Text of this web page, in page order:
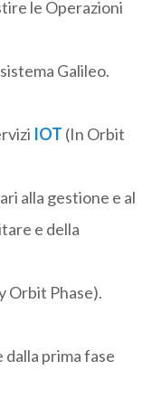
le Operazioni
Galileo.
IOT (In Orbit
alla gestione e al
e della
Orbit Phase).
prima fase